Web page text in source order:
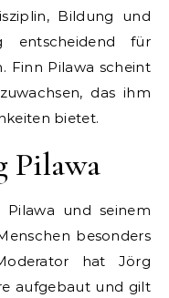
Bildung und
entscheidend für
Finn Pilawa scheint
das ihm
bietet.
Pilawa
Pilawa und seinem
besonders
hat Jörg
aufgebaut und gilt